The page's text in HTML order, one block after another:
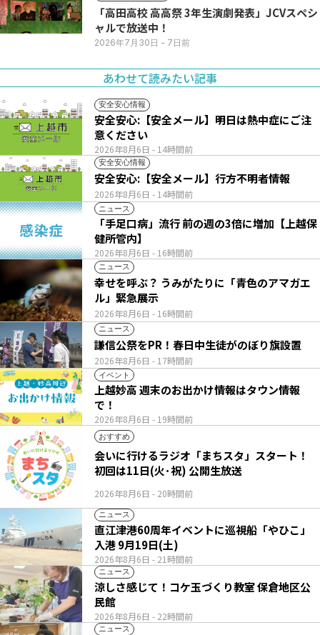
「高田高校 高高祭 3年生演劇発表」JCVスペシ
ャルで放送中！
2026年7月30日 - 7日前
あわせて読みたい記事
安全安心情報
2026年8月6日 - 14時間前
安全安心:【安全メール】明日は熱中症にご注
意ください
安全安心情報
2026年8月6日 - 14時間前
安全安心:【安全メール】行方不明者情報
ニュース
2026年8月6日 - 16時間前
「手足口病」流行 前の週の3倍に増加【上越保
健所管内】
ニュース
2026年8月6日 - 16時間前
幸せを呼ぶ？ うみがたりに「青色のアマガエ
ル」緊急展示
ニュース
2026年8月6日 - 17時間前
謙信公祭をPR！春日中生徒がのぼり旗設置
イベント
2026年8月6日 - 19時間前
上越妙高 週末のお出かけ情報はタウン情報
で！
おすすめ
2026年8月6日 - 20時間前
会いに行けるラジオ「まちスタ」スタート！
初回は11日(火･祝) 公開生放送
ニュース
2026年8月6日 - 21時間前
直江津港60周年イベントに巡視船「やひこ」
入港 9月19日(土)
ニュース
2026年8月6日 - 22時間前
涼しさ感じて！コケ玉づくり教室 保倉地区公
民館
ニュース